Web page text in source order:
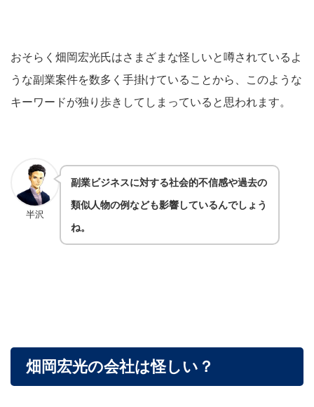
おそらく畑岡宏光氏はさまざまな怪しいと噂されているよ
うな副業案件を数多く手掛けていることから、このような
キーワードが独り歩きしてしまっていると思われます。
半沢
副業ビジネスに対する社会的不信感や過去の
類似人物の例なども影響しているんでしょう
ね。
畑岡宏光の会社は怪しい？